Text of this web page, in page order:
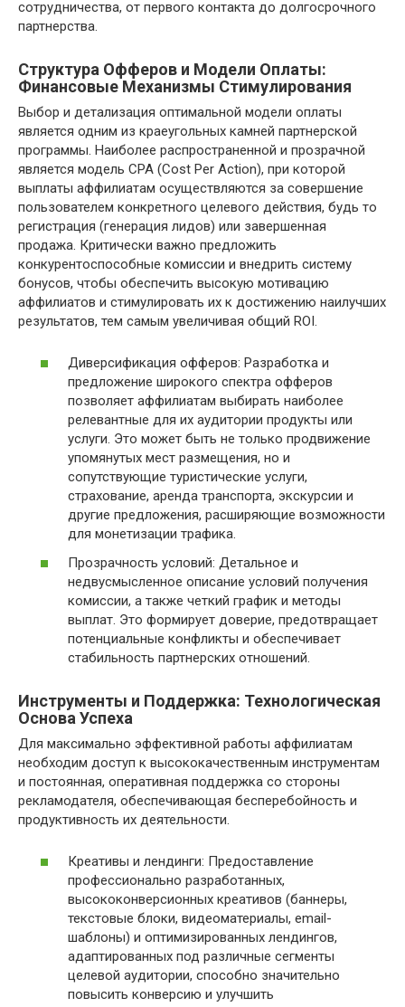
сотрудничества, от первого контакта до долгосрочного
партнерства.
Структура Офферов и Модели Оплаты:
Финансовые Механизмы Стимулирования
Выбор и детализация оптимальной модели оплаты
является одним из краеугольных камней партнерской
программы. Наиболее распространенной и прозрачной
является модель CPA (Cost Per Action), при которой
выплаты аффилиатам осуществляются за совершение
пользователем конкретного целевого действия, будь то
регистрация (генерация лидов) или завершенная
продажа. Критически важно предложить
конкурентоспособные комиссии и внедрить систему
бонусов, чтобы обеспечить высокую мотивацию
аффилиатов и стимулировать их к достижению наилучших
результатов, тем самым увеличивая общий ROI.
Диверсификация офферов: Разработка и
предложение широкого спектра офферов
позволяет аффилиатам выбирать наиболее
релевантные для их аудитории продукты или
услуги. Это может быть не только продвижение
упомянутых мест размещения, но и
сопутствующие туристические услуги,
страхование, аренда транспорта, экскурсии и
другие предложения, расширяющие возможности
для монетизации трафика.
Прозрачность условий: Детальное и
недвусмысленное описание условий получения
комиссии, а также четкий график и методы
выплат. Это формирует доверие, предотвращает
потенциальные конфликты и обеспечивает
стабильность партнерских отношений.
Инструменты и Поддержка: Технологическая
Основа Успеха
Для максимально эффективной работы аффилиатам
необходим доступ к высококачественным инструментам
и постоянная, оперативная поддержка со стороны
рекламодателя, обеспечивающая бесперебойность и
продуктивность их деятельности.
Креативы и лендинги: Предоставление
профессионально разработанных,
высококонверсионных креативов (баннеры,
текстовые блоки, видеоматериалы, email-
шаблоны) и оптимизированных лендингов,
адаптированных под различные сегменты
целевой аудитории, способно значительно
повысить конверсию и улучшить